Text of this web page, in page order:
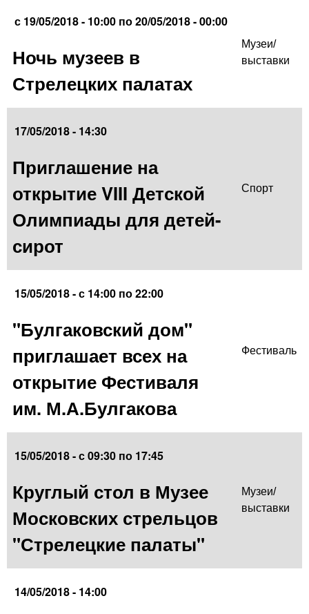
с 19/05/2018 - 10:00 по20/05/2018 - 00:00
Ночь музеев в
Стрелецких палатах
Музеи/
выставки
17/05/2018 - 14:30
Приглашение на
открытие VIII Детской
Олимпиады для детей-
сирот
Спорт
15/05/2018 -с 14:00 по22:00
"Булгаковский дом"
приглашает всех на
открытие Фестиваля
им. М.А.Булгакова
Фестиваль
15/05/2018 -с09:30 по 17:45
Круглый стол в Музее
Московских стрельцов
"Стрелецкие палаты"
Музеи/
выставки
14/05/2018 - 14:00